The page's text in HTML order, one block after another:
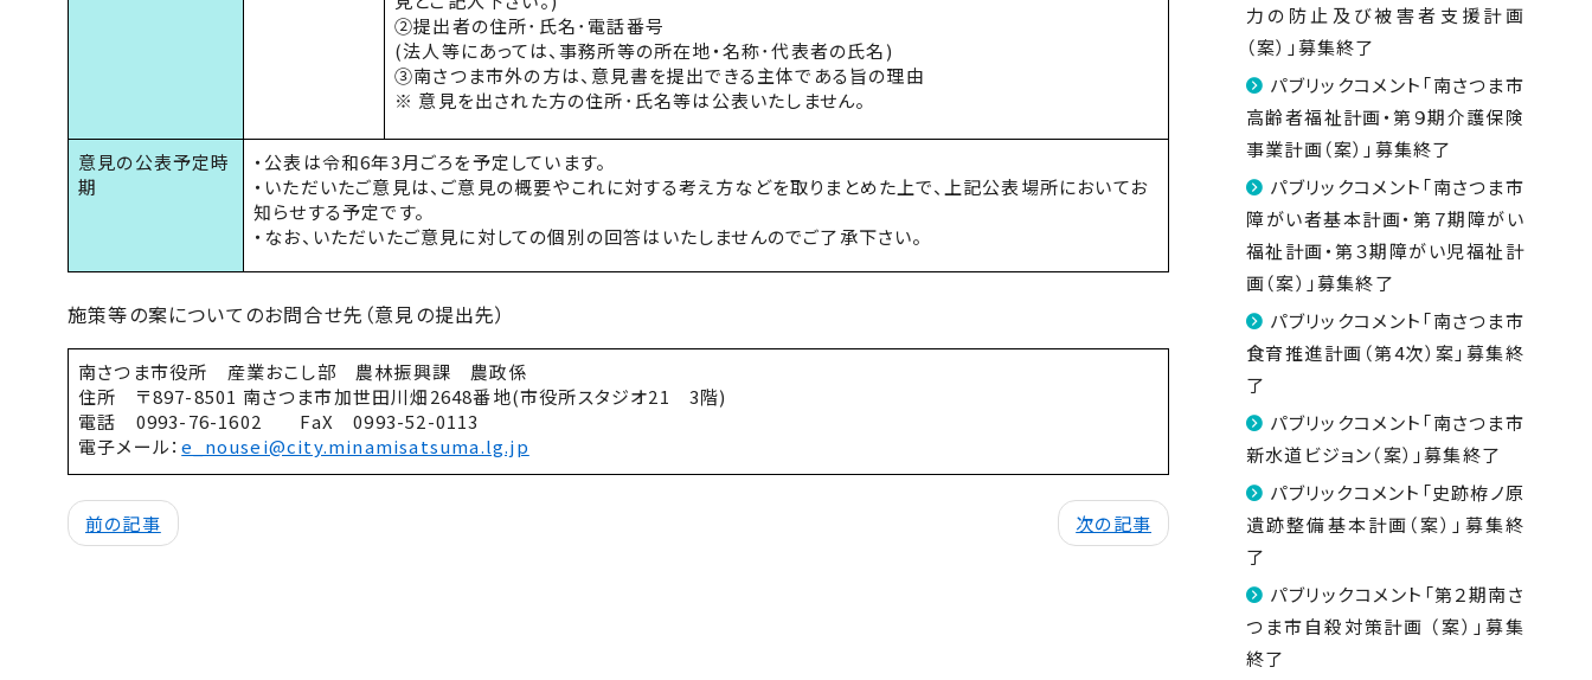
②提出者の住所･氏名･電話番号
(法人等にあっては、事務所等の所在地・名称･代表者の氏名)
③南さつま市外の方は、意見書を提出できる主体である旨の理由
※ 意見を出された方の住所･氏名等は公表いたしません。
意見の公表予定時
期
・公表は令和6年3月ごろを予定しています。
・いただいたご意見は、ご意見の概要やこれに対する考え方などを取りまとめた上で、上記公表場所においてお
知らせする予定です。
・なお、いただいたご意見に対しての個別の回答はいたしませんのでご了承下さい。
施策等の案についてのお問合せ先（意見の提出先）
南さつま市役所 産業おこし部 農林振興課 農政係
住所 〒897-8501 南さつま市加世田川畑2648番地(市役所スタジオ21 3階)
電話 0993-76-1602 FaX 0993-52-0113
電子メール：e_nousei@city.minamisatsuma.lg.jp
前の記事 次の記事
力の防止及び被害者支援計画
（案）」募集終了
パブリックコメント「南さつま市
高齢者福祉計画・第９期介護保険
事業計画（案）」募集終了
パブリックコメント「南さつま市
障がい者基本計画・第７期障がい
福祉計画・第３期障がい児福祉計
画（案）」募集終了
パブリックコメント「南さつま市
食育推進計画（第4次）案」募集終
了
パブリックコメント「南さつま市
新水道ビジョン（案）」募集終了
パブリックコメント「史跡栫ノ原
遺跡整備基本計画（案）」募集終
了
パブリックコメント「第２期南さ
つま市自殺対策計画 （案）」募集
終了